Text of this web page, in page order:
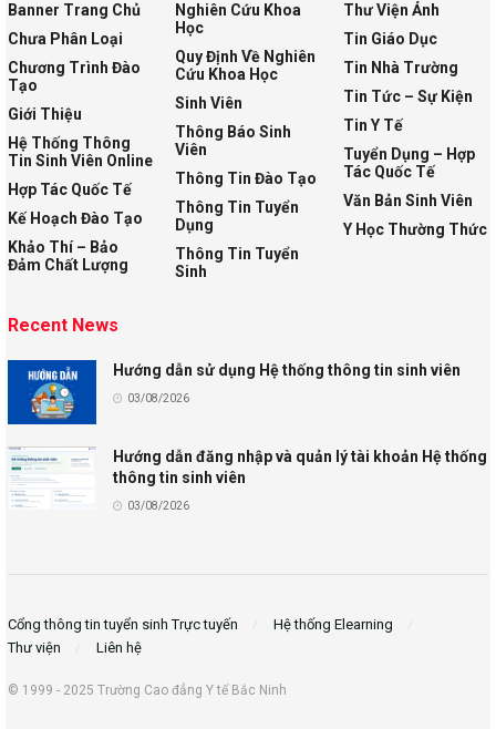
Banner Trang Chủ
Chưa Phân Loại
Chương Trình Đào
Tạo
Giới Thiệu
Hệ Thống Thông
Tin Sinh Viên Online
Hợp Tác Quốc Tế
Kế Hoạch Đào Tạo
Khảo Thí – Bảo
Đảm Chất Lượng
Nghiên Cứu Khoa
Học
Quy Định Về Nghiên
Cứu Khoa Học
Sinh Viên
Thông Báo Sinh
Viên
Thông Tin Đào Tạo
Thông Tin Tuyển
Dụng
Thông Tin Tuyển
Sinh
Thư Viện Ảnh
Tin Giáo Dục
Tin Nhà Trường
Tin Tức – Sự Kiện
Tin Y Tế
Tuyển Dụng – Hợp
Tác Quốc Tế
Văn Bản Sinh Viên
Y Học Thường Thức
Recent News
Hướng dẫn sử dụng Hệ thống thông tin sinh viên
03/08/2026
Hướng dẫn đăng nhập và quản lý tài khoản Hệ thống
thông tin sinh viên
03/08/2026
Cổng thông tin tuyển sinh Trực tuyến
Hệ thống Elearning
Thư viện
Liên hệ
© 1999 - 2025 Trường Cao đẳng Y tế Bắc Ninh